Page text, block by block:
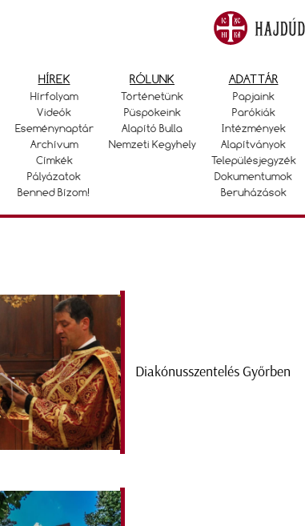
HÍREK
Hírfolyam
Videók
Eseménynaptár
Archívum
Címkék
Pályázatok
Benned Bízom!
RÓLUNK
Történetünk
Püspökeink
Alapító Bulla
Nemzeti Kegyhely
ADATTÁR
Papjaink
Parókiák
Intézmények
Alapítványok
Településjegyzék
Dokumentumok
Beruházások
Diakónusszentelés Győrben